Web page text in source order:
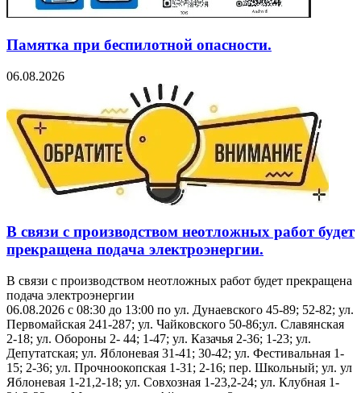
Памятка при беспилотной опасности.
06.08.2026
В связи с производством неотложных работ будет
прекращена подача электроэнергии.
В связи с производством неотложных работ будет прекращена
подача электроэнергии
06.08.2026 с 08:30 до 13:00 по ул. Дунаевского 45-89; 52-82; ул.
Первомайская 241-287; ул. Чайковского 50-86;ул. Славянская
2-18; ул. Обороны 2- 44; 1-47; ул. Казачья 2-36; 1-23; ул.
Депутатская; ул. Яблоневая 31-41; 30-42; ул. Фестивальная 1-
15; 2-36; ул. Прочноокопская 1-31; 2-16; пер. Школьный; ул. ул
Яблоневая 1-21,2-18; ул. Совхозная 1-23,2-24; ул. Клубная 1-